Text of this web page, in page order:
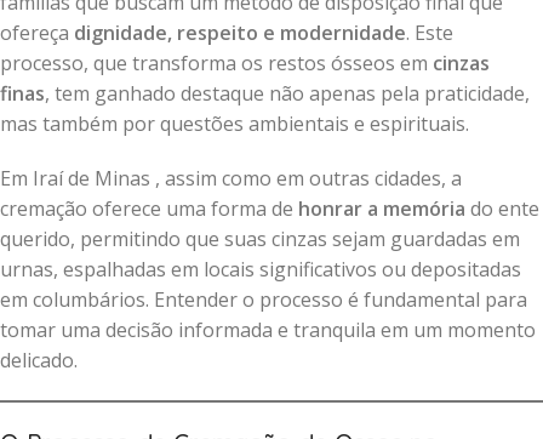
ofereça dignidade, respeito e modernidade. Este
processo, que transforma os restos ósseos em cinzas
finas, tem ganhado destaque não apenas pela praticidade,
mas também por questões ambientais e espirituais.
Em Iraí de Minas , assim como em outras cidades, a
cremação oferece uma forma de honrar a memória do ente
querido, permitindo que suas cinzas sejam guardadas em
urnas, espalhadas em locais significativos ou depositadas
em columbários. Entender o processo é fundamental para
tomar uma decisão informada e tranquila em um momento
delicado.